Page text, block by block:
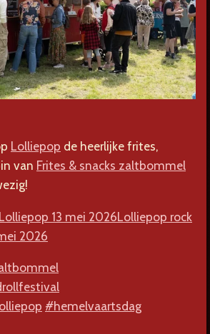
Lolliepop de heerlijkefrites,
van Frites & snacks zaltbommel
13 mei 2026Lolliepop rock
2026
#hemelvaartsdag